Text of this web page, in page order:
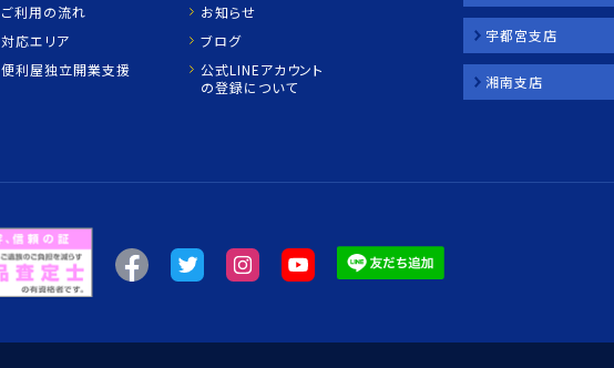
ご利用の流れ
対応エリア
便利屋独立開業支援
お知らせ
ブログ
公式LINEアカウント
の登録について
宇都宮支店
湘南支店